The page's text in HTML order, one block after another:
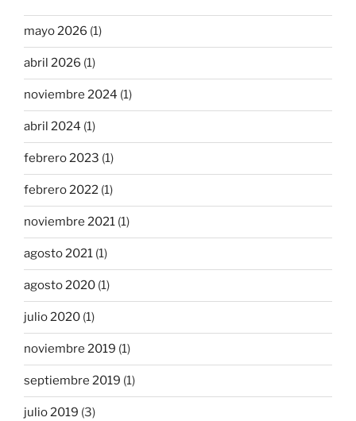
mayo 2026 (1)
abril 2026 (1)
noviembre 2024 (1)
abril 2024 (1)
febrero 2023 (1)
febrero 2022 (1)
noviembre 2021 (1)
agosto 2021 (1)
agosto 2020 (1)
julio 2020 (1)
noviembre 2019 (1)
septiembre 2019 (1)
julio 2019 (3)